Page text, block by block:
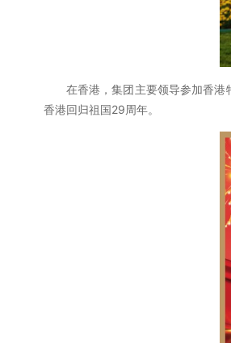
在香港，集团主要领导参加香
香港回归祖国29周年。